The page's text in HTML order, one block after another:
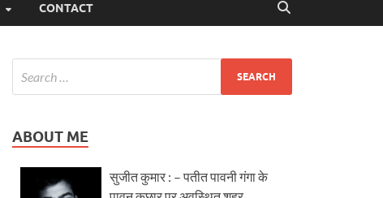
CONTACT
ABOUT ME
सुजीत कुमार : – पतीत पावनी गंगा के